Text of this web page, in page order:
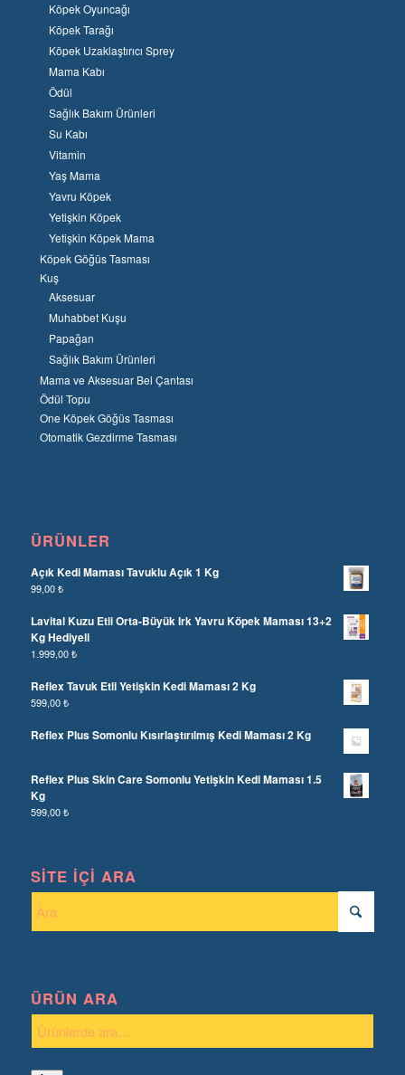
Köpek Oyuncağı
Köpek Tarağı
Köpek Uzaklaştırıcı Sprey
Mama Kabı
Ödül
Sağlık Bakım Ürünleri
Su Kabı
Vitamin
Yaş Mama
Yavru Köpek
Yetişkin Köpek
Yetişkin Köpek Mama
Köpek Göğüs Tasması
Kuş
Aksesuar
Muhabbet Kuşu
Papağan
Sağlık Bakım Ürünleri
Mama ve Aksesuar Bel Çantası
Ödül Topu
One Köpek Göğüs Tasması
Otomatik Gezdirme Tasması
ÜRÜNLER
Açık Kedi Maması Tavuklu Açık 1 Kg
99,00₺
Lavital Kuzu Etli Orta-Büyük Irk Yavru Köpek Maması 13+2
Kg Hediyeli
1.999,00₺
Reflex Tavuk Etli Yetişkin Kedi Maması 2 Kg
599,00₺
Reflex Plus Somonlu Kısırlaştırılmış Kedi Maması 2 Kg
Reflex Plus Skin Care Somonlu Yetişkin Kedi Maması 1.5
Kg
599,00₺
SITE İÇI ARA
ÜRÜN ARA